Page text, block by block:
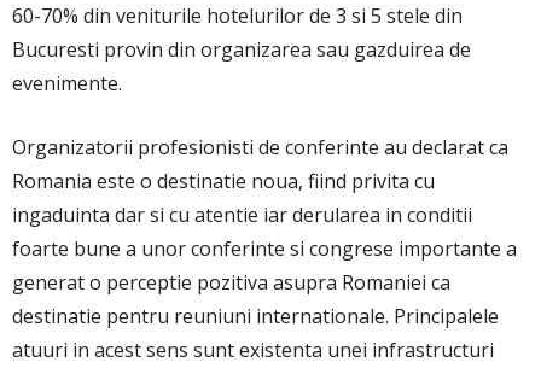
60-70% din veniturile hotelurilor de 3 si 5 stele din
Bucuresti provin din organizarea sau gazduirea de
evenimente.
Organizatorii profesionisti de conferinte au declarat ca
Romania este o destinatie noua, fiind privita cu
ingaduinta dar si cu atentie iar derularea in conditii
foarte bune a unor conferinte si congrese importante a
generat o perceptie pozitiva asupra Romaniei ca
destinatie pentru reuniuni internationale. Principalele
atuuri in acest sens sunt existenta unei infrastructuri